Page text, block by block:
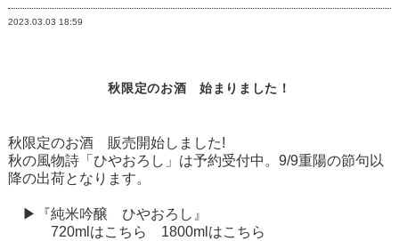
2023.03.03 18:59
秋限定のお酒 始まりました！
秋限定のお酒 販売開始しました!
秋の風物詩「ひやおろし」は予約受付中。9/9重陽の節句以
降の出荷となります。
▶『純米吟醸 ひやおろし』
720mlはこちら 1800mlはこちら